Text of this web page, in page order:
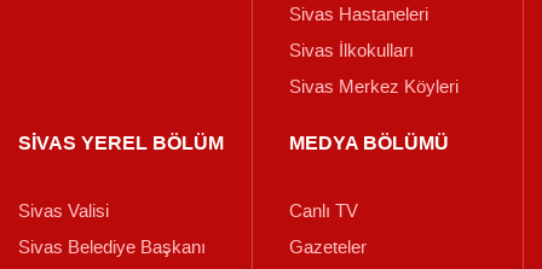
Sivas Hastaneleri
Sivas İlkokulları
Sivas Merkez Köyleri
SİVAS YEREL BÖLÜM
Sivas Valisi
Sivas Belediye Başkanı
MEDYA BÖLÜMÜ
Canlı TV
Gazeteler